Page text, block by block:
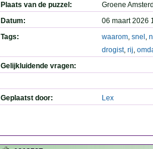
Plaats van de puzzel:
Groene
Datum:
06 maart 2026
Tags:
waarom, snel ,
drogist, rij,
Gelijkluidende vragen:
Geplaatst door: Lex